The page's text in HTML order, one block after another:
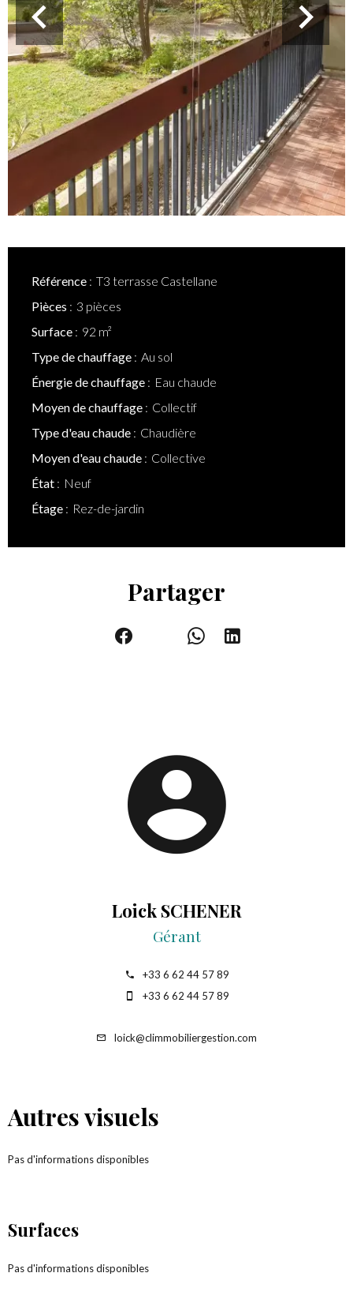
Référence
T3 terrasse Castellane
Pièces
3 pièces
Surface
92 m²
Type de chauffage
Au sol
Énergie de chauffage
Eau chaude
Moyen de chauffage
Collectif
Type d'eau chaude
Chaudière
Moyen d'eau chaude
Collective
État
Neuf
Étage
Rez-de-jardin
Partager
Loick SCHENER
Gérant
+33 6 62 44 57 89
+33 6 62 44 57 89
loick@climmobiliergestion.com
Autres visuels
Pas d'informations disponibles
Surfaces
Pas d'informations disponibles